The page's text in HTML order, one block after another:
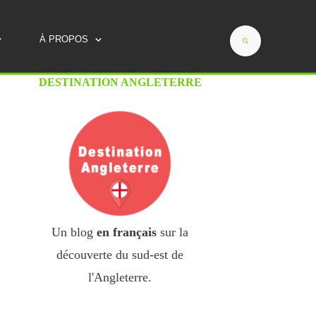
À PROPOS
DESTINATION ANGLETERRE
Un blogen français sur la
découverte du sud-est de
l'Angleterre.